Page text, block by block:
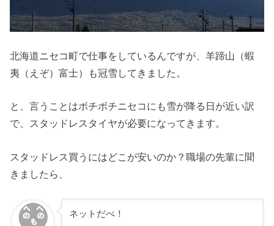
北海道ニセコ町で仕事をしているんですが、羊蹄山（蝦
夷（えぞ）富士）も冠雪してきました。
と、言うことはボチボチニセコにも雪が降る日が近い訳
で、スタッドレスタイヤが必要になってきます。
スタッドレス買うにはどこが安いのか？職場の先輩に聞
きましたら、
ネットだべ！